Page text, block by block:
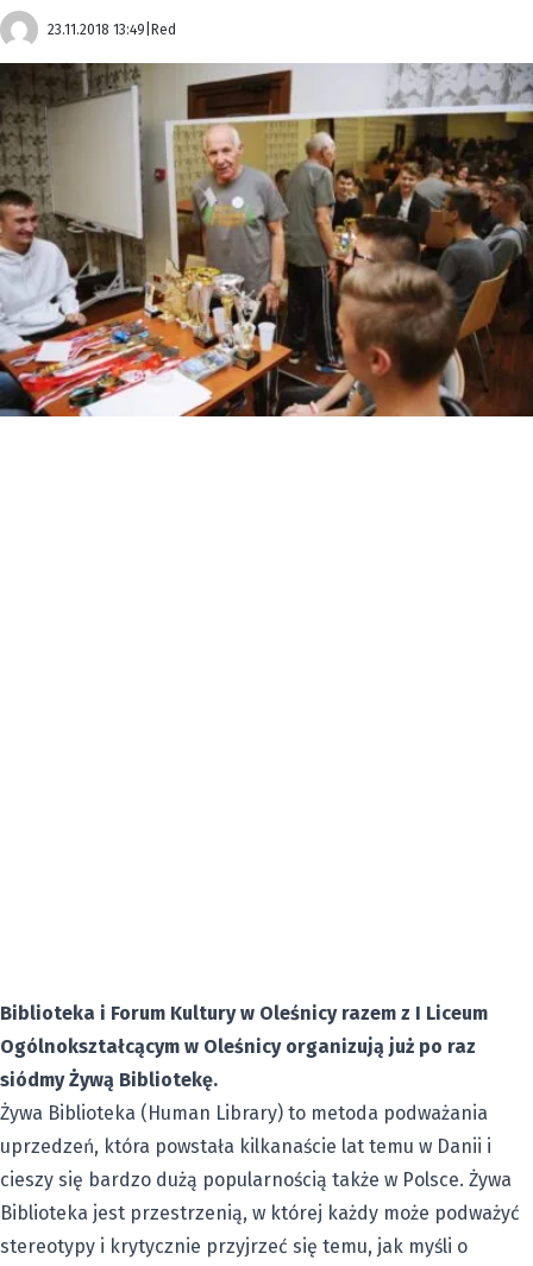
23.11.2018 13:49 Red
Biblioteka i Forum Kultury w Oleśnicy razem z I Liceum
Ogólnokształcącym w Oleśnicy organizują już po raz
siódmy Żywą Bibliotekę.
Żywa Biblioteka (Human Library) to metoda podważania
uprzedzeń, która powstała kilkanaście lat temu w Danii i
cieszy się bardzo dużą popularnością także w Polsce. Żywa
Biblioteka jest przestrzenią, w której każdy może podważyć
stereotypy i krytycznie przyjrzeć się temu, jak myśli o